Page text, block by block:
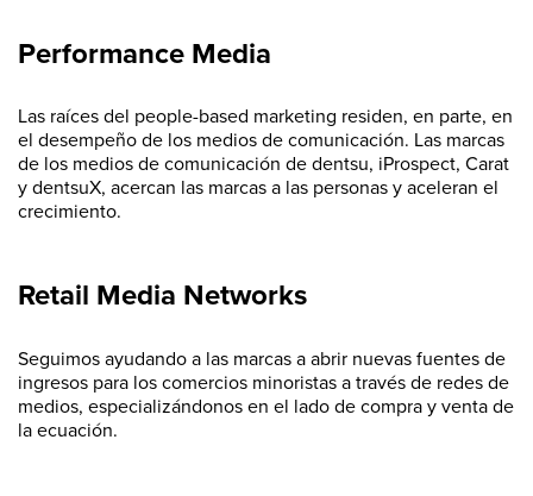
Performance Media
Las raíces del people-based marketing residen, en parte, en
el desempeño de los medios de comunicación. Las marcas
de los medios de comunicación de dentsu, iProspect, Carat
y dentsuX, acercan las marcas a las personas y aceleran el
crecimiento.
Retail Media Networks
Seguimos ayudando a las marcas a abrir nuevas fuentes de
ingresos para los comercios minoristas a través de redes de
medios, especializándonos en el lado de compra y venta de
la ecuación.